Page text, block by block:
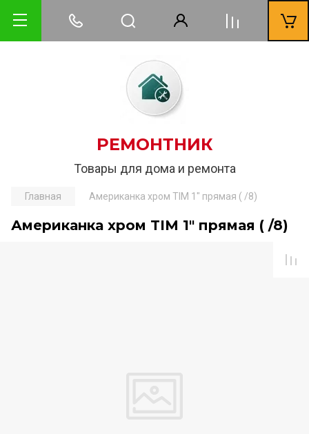
РЕМОНТНИК
Товары для дома и ремонта
Главная Американка хром TIM 1" прямая ( /8)
Американка хром TIM 1" прямая ( /8)